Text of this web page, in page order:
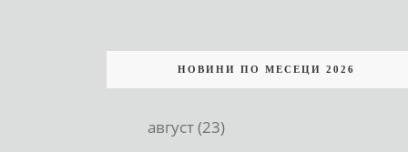
НОВИНИ ПО МЕСЕЦИ 2026
август (23)